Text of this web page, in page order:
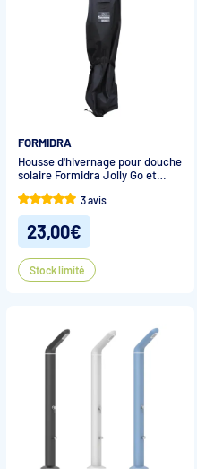
FORMIDRA
Housse d'hivernage pour douche
solaire Formidra Jolly Go et
3 avis
23,00€
Stock limité